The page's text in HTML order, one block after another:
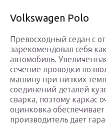
Volkswagen Polo
Превосходный седан с
зарекомендовал себя
автомобиль.
сечение проводки
машину при низких
соединений деталей
сварка, поэтому каркас
оцинковка
производитель дает